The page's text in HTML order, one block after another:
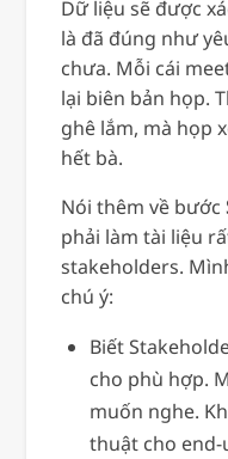
Dữ liệu sẽ được
là đã đúng như
chưa. Mỗi cái
lại biên bản họp.
ghê lắm, mà họp
hết bà.
Nói thêm về bước
phải làm tài liệu
stakeholders.
chú ý:
Biết
cho phù hợp.
muốn nghe.
thuật cho end-